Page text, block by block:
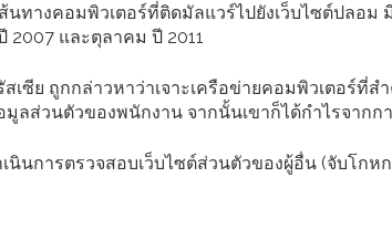
นทางคอมพิวเตอร์ที่ติดมัลแวร์ไปยังเว็บไซต์ปลอ
2007 และตุลาคม ปี 2011
เซีย ถูกกล่าวหาว่าเจาะเครือข่ายคอมพิวเตอร์ที่
ส่วนตัวของพนักงาน จากนั้นเขาก็ได้กำไรจาก
เนินการตรวจสอบเว็บไซต์ส่วนตัวของผู้อื่น (จับโก